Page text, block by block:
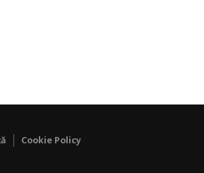
Cookie Policy